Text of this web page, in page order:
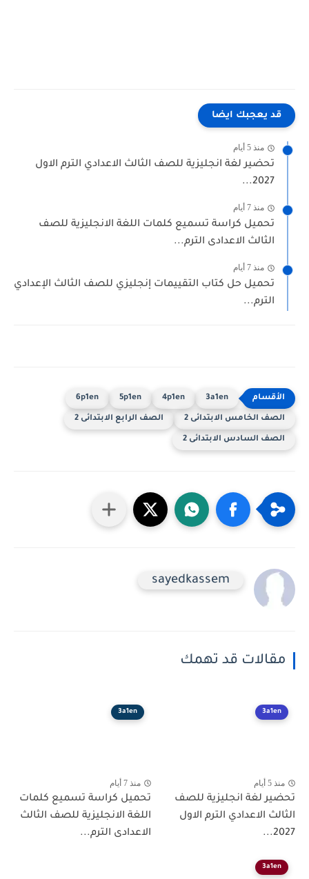
قد يعجبك ايضا
منذ 5 أيام
تحضير لغة انجليزية للصف الثالث الاعدادي الترم الاول
2027...
منذ 7 أيام
تحميل كراسة تسميع كلمات اللغة الانجليزية للصف
الثالث الاعدادى الترم...
منذ 7 أيام
تحميل حل كتاب التقييمات إنجليزي للصف الثالث الإعدادي
الترم...
3a1en
4p1en
5p1en
6p1en
الصف الخامس الابتدائى 2 الصف الرابع الابتدائى 2
الصف السادس الابتدائى 2
sayedkassem
مقالات قد تهمك
3a1en
منذ 5 أيام
تحضير لغة انجليزية للصف
الثالث الاعدادي الترم الاول
2027...
3a1en
منذ 7 أيام
تحميل كراسة تسميع كلمات
اللغة الانجليزية للصف الثالث
الاعدادى الترم...
3a1en